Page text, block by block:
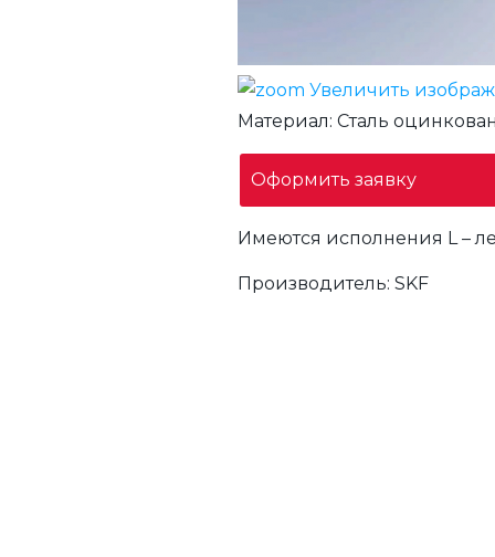
Увеличить
Материал: Сталь
Оформить заявку
Имеются исполнения L –
Производитель: SKF